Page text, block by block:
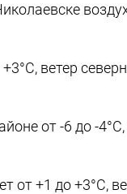
ветер
от -6 до -
от +1 до +3°C,